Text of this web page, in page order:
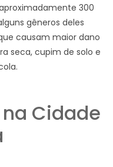
300
gêneros deles
causam maior dano
seca, cupim de solo e
Cidade